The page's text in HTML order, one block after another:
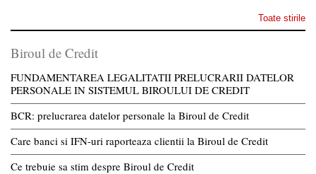
Toate stirile
Biroul de Credit
FUNDAMENTAREA LEGALITATII PRELUCRARII DATELOR
PERSONALE IN SISTEMUL BIROULUI DE CREDIT
BCR: prelucrarea datelor personale la Biroul de Credit
Care banci si IFN-uri raporteaza clientii la Biroul de Credit
Ce trebuie sa stim despre Biroul de Credit